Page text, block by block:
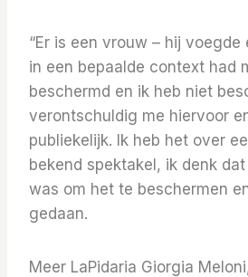
“Er is een vrouw – hij
in een bepaalde context had
beschermd en ik heb niet
verontschuldig me hiervoor
publiekelijk. Ik heb het over
bekend spektakel, ik denk
was om het te beschermen
gedaan.
Meer LaPidaria Giorgia